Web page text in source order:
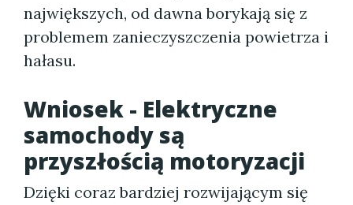
największych, od dawna borykają się z
problemem zanieczyszczenia powietrza i
hałasu.
Wniosek - Elektryczne
samochody są
przyszłością motoryzacji
Dzięki coraz bardziej rozwijającym się